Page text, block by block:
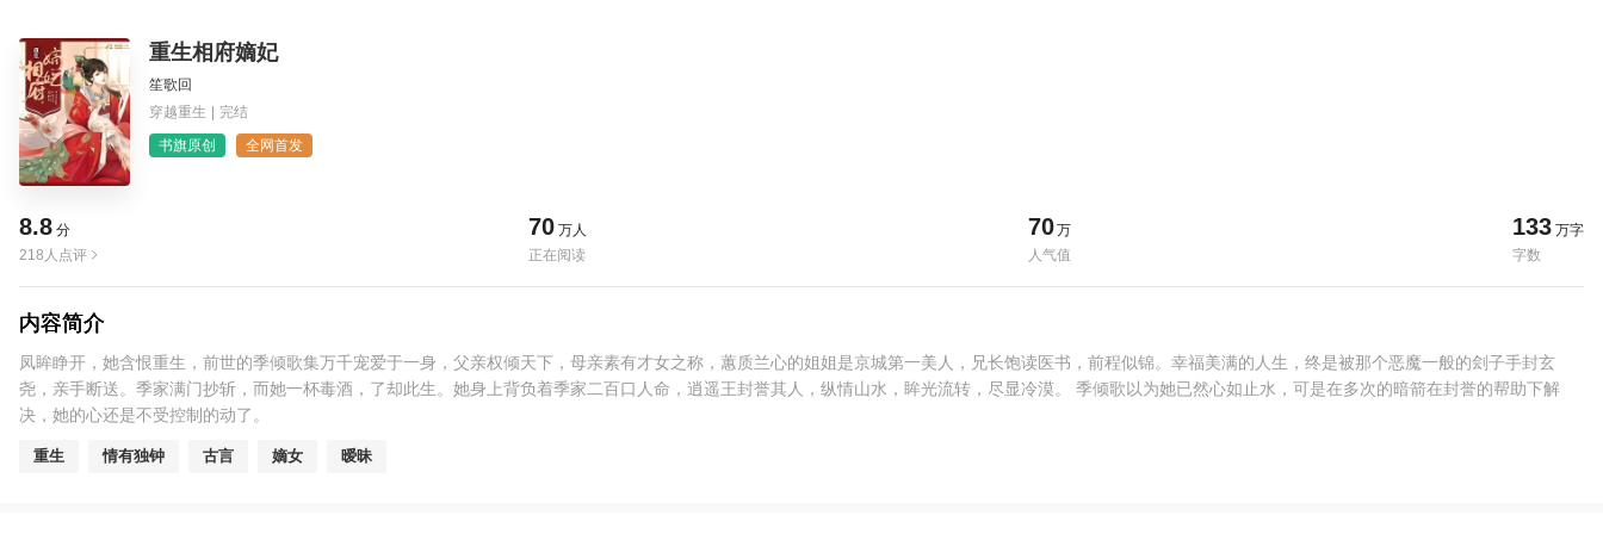
重生相府嫡妃
笙歌回
穿越重生 | 完结
书旗原创 全网首发
8.8 分
218人点评
70 万人
正在阅读
70万
人气值
133 万字
字数
内容简介
凤眸睁开，她含恨重生，前世的季倾歌集万千宠爱于一身，父亲权倾天下，母亲素有才女之称，蕙质兰心的姐姐是京城第一美人，兄长饱读医书，前程似锦。幸福美满的人生，终是被那个恶魔一般的刽子手封玄
尧，亲手断送。季家满门抄斩，而她一杯毒酒，了却此生。她身上背负着季家二百口人命，逍遥王封誉其人，纵情山水，眸光流转，尽显冷漠。 季倾歌以为她已然心如止水，可是在多次的暗箭在封誉的帮助下解
决，她的心还是不受控制的动了。
重生 情有独钟 古言 嫡女 暧昧